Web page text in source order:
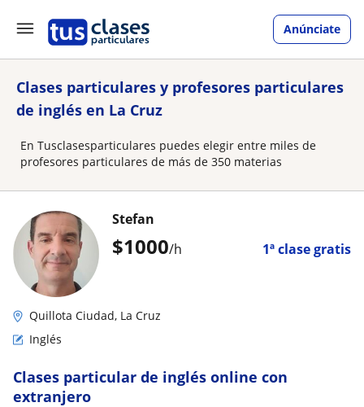
Anúnciate
Clases particulares y profesores particulares
de inglés en La Cruz
En Tusclasesparticulares puedes elegir entre miles de
profesores particulares de más de 350 materias
$1000/h 1ª clase gratis
Stefan
Quillota Ciudad, La Cruz
Inglés
Clases particular de inglés online con
extranjero